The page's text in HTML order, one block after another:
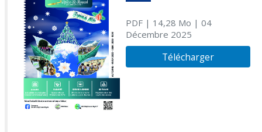
PDF| 14,28 Mo | 04
Décembre 2025
Télécharger